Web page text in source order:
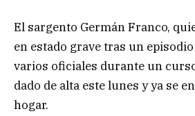
El sargento Germán Franco,
en estado grave tras un
varios oficiales durante un
dado de alta este lunes y ya se
hogar.